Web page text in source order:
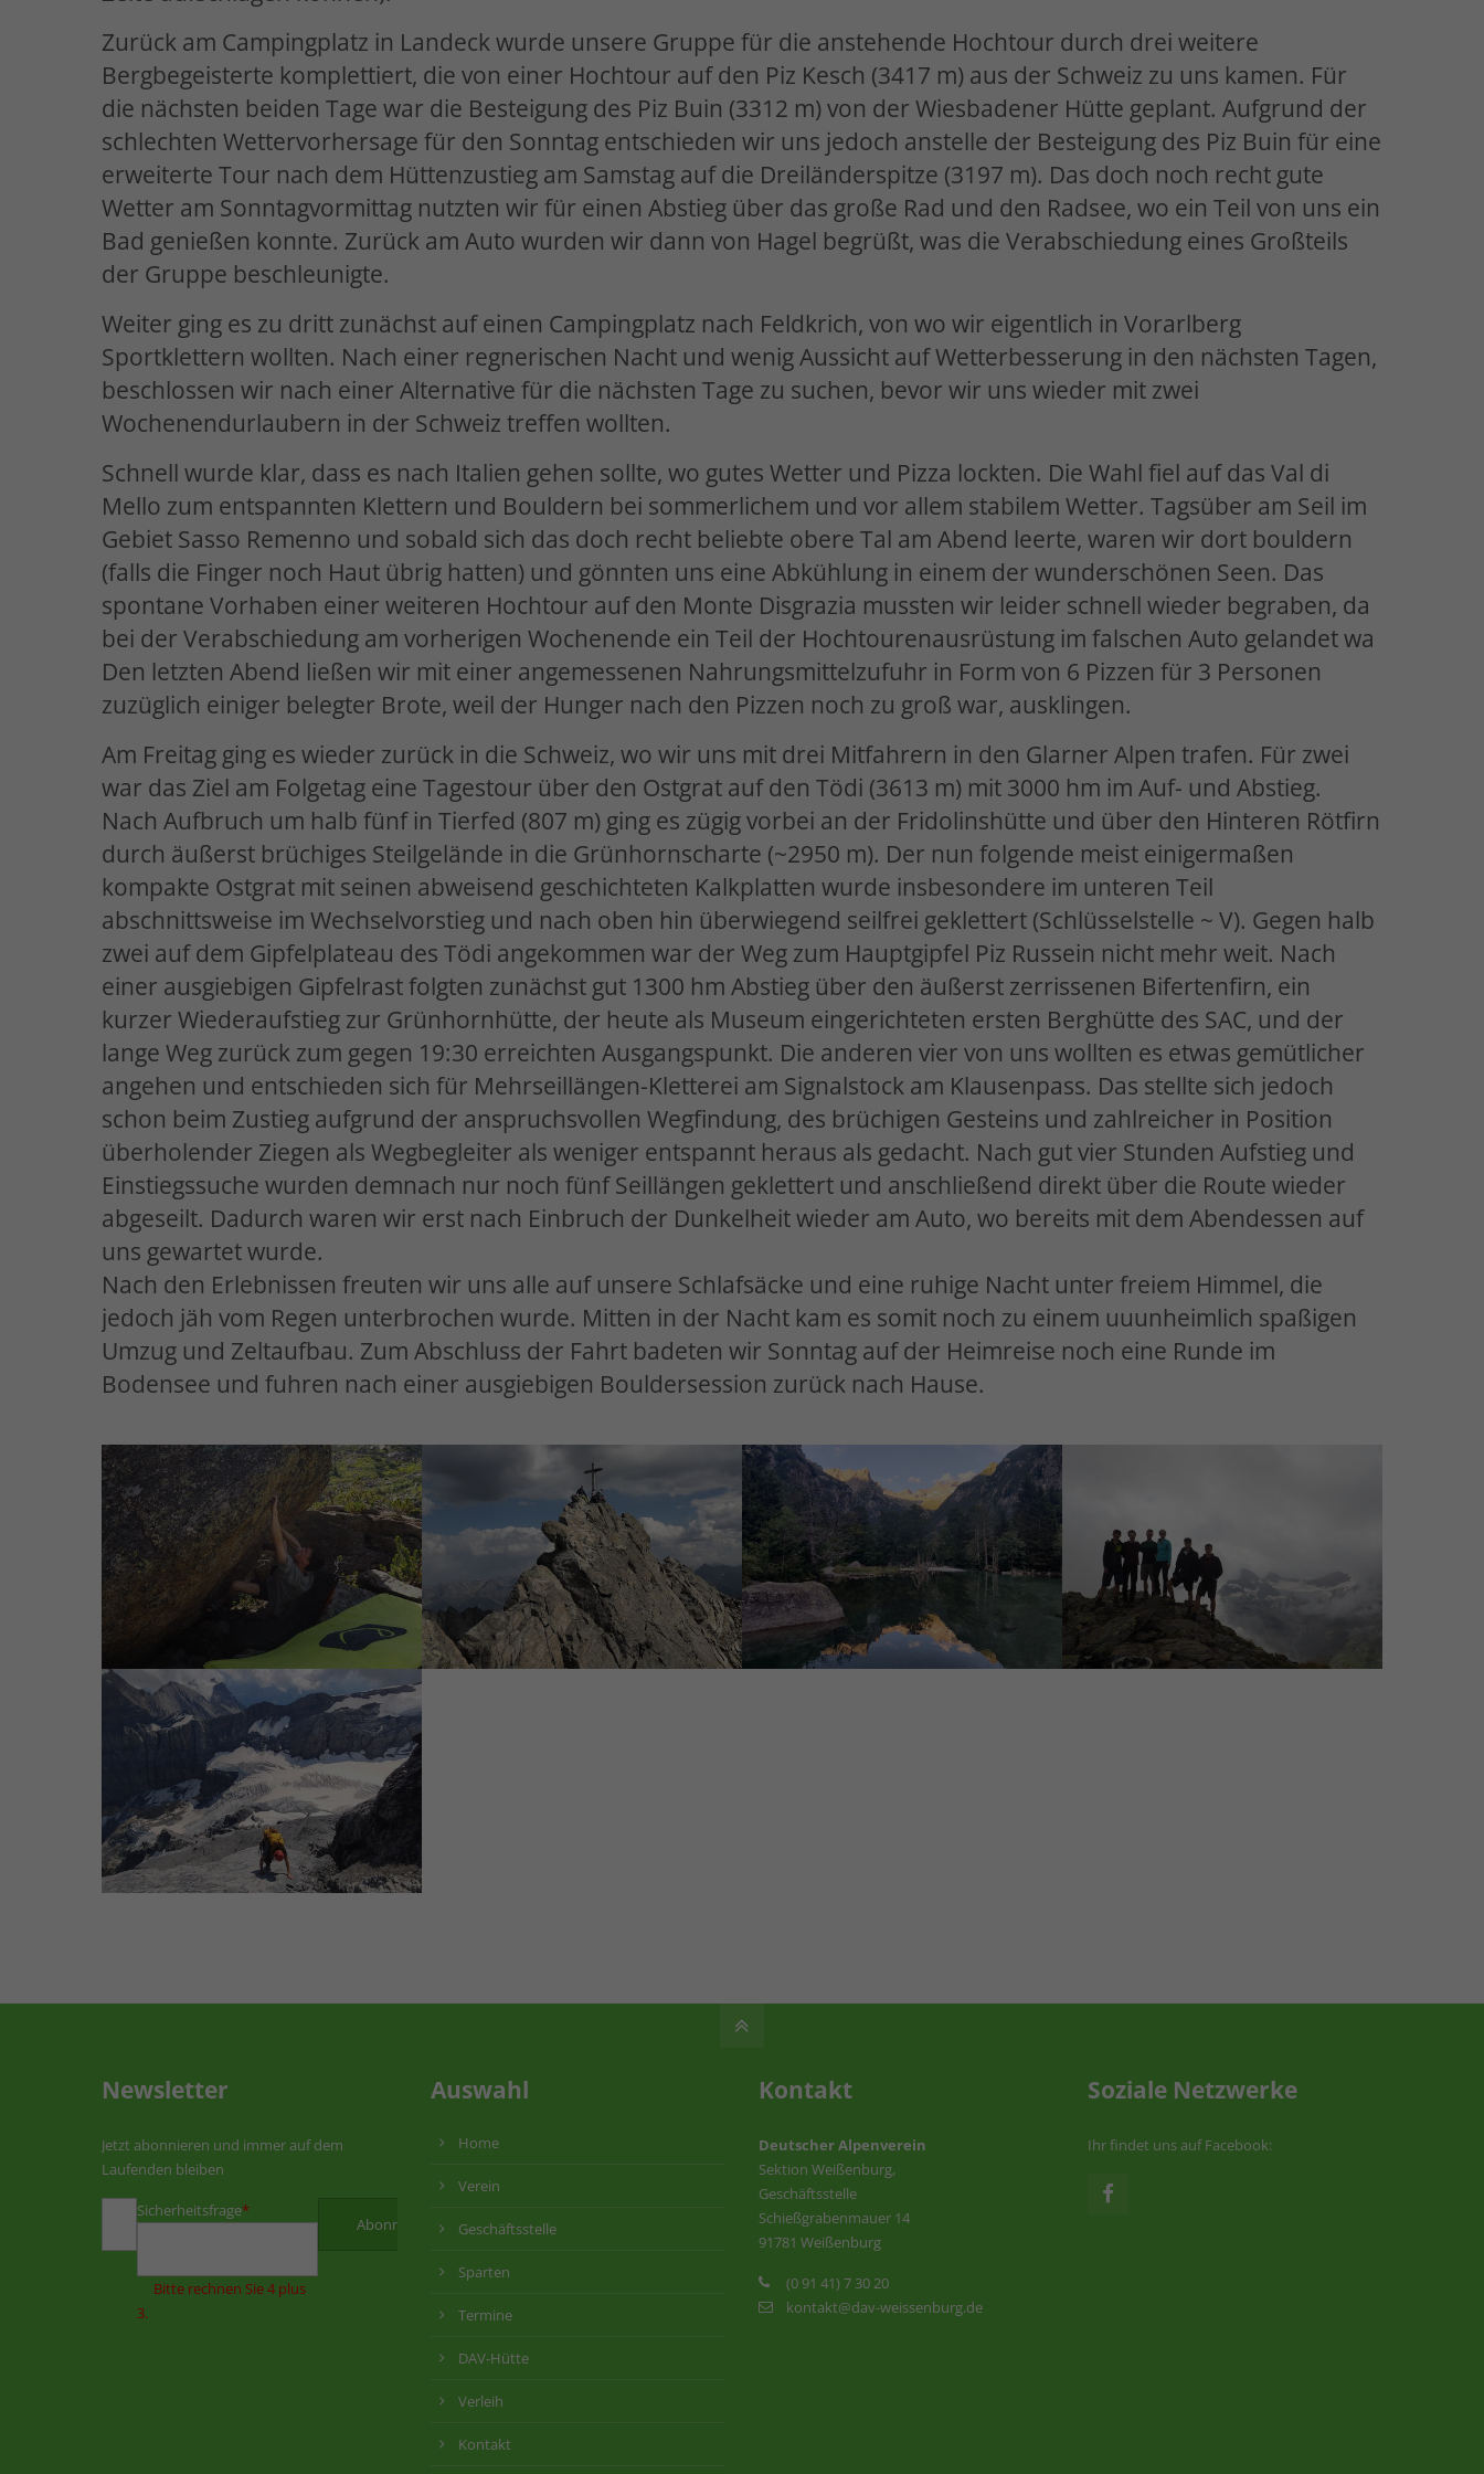
Zurück am Campingplatz in Landeck wurde unsere Gruppe für die anstehende Hochtour durch drei weitere
Bergbegeisterte komplettiert, die von einer Hochtour auf den Piz Kesch (3417 m) aus der Schweiz zu uns kamen. Für
die nächsten beiden Tage war die Besteigung des Piz Buin (3312 m) von der Wiesbadener Hütte geplant. Aufgrund der
schlechten Wettervorhersage für den Sonntag entschieden wir uns jedoch anstelle der Besteigung des Piz Buin für eine
erweiterte Tour nach dem Hüttenzustieg am Samstag auf die Dreiländerspitze (3197 m). Das doch noch recht gute
Wetter am Sonntagvormittag nutzten wir für einen Abstieg über das große Rad und den Radsee, wo ein Teil von uns ein
Bad genießen konnte. Zurück am Auto wurden wir dann von Hagel begrüßt, was die Verabschiedung eines Großteils
der Gruppe beschleunigte.
Weiter ging es zu dritt zunächst auf einen Campingplatz nach Feldkrich, von wo wir eigentlich in Vorarlberg
Sportklettern wollten. Nach einer regnerischen Nacht und wenig Aussicht auf Wetterbesserung in den nächsten Tagen,
beschlossen wir nach einer Alternative für die nächsten Tage zu suchen, bevor wir uns wieder mit zwei
Wochenendurlaubern in der Schweiz treffen wollten.
Schnell wurde klar, dass es nach Italien gehen sollte, wo gutes Wetter und Pizza lockten. Die Wahl fiel auf das Val di
Mello zum entspannten Klettern und Bouldern bei sommerlichem und vor allem stabilem Wetter. Tagsüber am Seil im
Gebiet Sasso Remenno und sobald sich das doch recht beliebte obere Tal am Abend leerte, waren wir dort bouldern
(falls die Finger noch Haut übrig hatten) und gönnten uns eine Abkühlung in einem der wunderschönen Seen. Das
spontane Vorhaben einer weiteren Hochtour auf den Monte Disgrazia mussten wir leider schnell wieder begraben, da
bei der Verabschiedung am vorherigen Wochenende ein Teil der Hochtourenausrüstung im falschen Auto gelandet wa
Den letzten Abend ließen wir mit einer angemessenen Nahrungsmittelzufuhr in Form von 6 Pizzen für 3 Personen
zuzüglich einiger belegter Brote, weil der Hunger nach den Pizzen noch zu groß war, ausklingen.
Am Freitag ging es wieder zurück in die Schweiz, wo wir uns mit drei Mitfahrern in den Glarner Alpen trafen. Für zwei
war das Ziel am Folgetag eine Tagestour über den Ostgrat auf den Tödi (3613 m) mit 3000 hm im Auf- und Abstieg.
Nach Aufbruch um halb fünf in Tierfed (807 m) ging es zügig vorbei an der Fridolinshütte und über den Hinteren Rötfirn
durch äußerst brüchiges Steilgelände in die Grünhornscharte (~2950 m). Der nun folgende meist einigermaßen
kompakte Ostgrat mit seinen abweisend geschichteten Kalkplatten wurde insbesondere im unteren Teil
abschnittsweise im Wechselvorstieg und nach oben hin überwiegend seilfrei geklettert (Schlüsselstelle ~ V). Gegen halb
zwei auf dem Gipfelplateau des Tödi angekommen war der Weg zum Hauptgipfel Piz Russein nicht mehr weit. Nach
einer ausgiebigen Gipfelrast folgten zunächst gut 1300 hm Abstieg über den äußerst zerrissenen Bifertenfirn, ein
kurzer Wiederaufstieg zur Grünhornhütte, der heute als Museum eingerichteten ersten Berghütte des SAC, und der
lange Weg zurück zum gegen 19:30 erreichten Ausgangspunkt. Die anderen vier von uns wollten es etwas gemütlicher
angehen und entschieden sich für Mehrseillängen-Kletterei am Signalstock am Klausenpass. Das stellte sich jedoch
schon beim Zustieg aufgrund der anspruchsvollen Wegfindung, des brüchigen Gesteins und zahlreicher in Position
überholender Ziegen als Wegbegleiter als weniger entspannt heraus als gedacht. Nach gut vier Stunden Aufstieg und
Einstiegssuche wurden demnach nur noch fünf Seillängen geklettert und anschließend direkt über die Route wieder
abgeseilt. Dadurch waren wir erst nach Einbruch der Dunkelheit wieder am Auto, wo bereits mit dem Abendessen auf
uns gewartet wurde.
Nach den Erlebnissen freuten wir uns alle auf unsere Schlafsäcke und eine ruhige Nacht unter freiem Himmel, die
jedoch jäh vom Regen unterbrochen wurde. Mitten in der Nacht kam es somit noch zu einem uuunheimlich spaßigen
Umzug und Zeltaufbau. Zum Abschluss der Fahrt badeten wir Sonntag auf der Heimreise noch eine Runde im
Bodensee und fuhren nach einer ausgiebigen Bouldersession zurück nach Hause.
Newsletter
Jetzt abonnieren und immer auf dem
Laufenden bleiben
Sicherheitsfrage*
Bitte rechnen Sie 4 plus
3.
Auswahl
Home
Verein
Geschäftsstelle
Sparten
Termine
DAV-Hütte
Verleih
Kontakt
Kontakt
Deutscher Alpenverein
Sektion Weißenburg,
Geschäftsstelle
Schießgrabenmauer 14
91781 Weißenburg
(0 91 41) 7 30 20
kontakt@dav-weissenburg.de
Soziale Netzwerke
Ihr findet uns auf Facebook: